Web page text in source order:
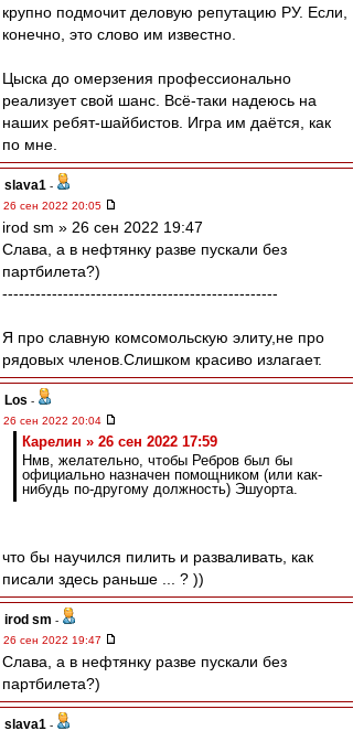
крупно подмочит деловую репутацию РУ. Если,
конечно, это слово им известно.
Цыска до омерзения профессионально
реализует свой шанс. Всё-таки надеюсь на
наших ребят-шайбистов. Игра им даётся, как
по мне.
slava1 -
26 сен 2022 20:05
irod sm » 26 сен 2022 19:47
Слава, а в нефтянку разве пускали без
партбилета?)
--------------------------------------------------
Я про славную комсомольскую элиту,не про
рядовых членов.Слишком красиво излагает.
Los -
26 сен 2022 20:04
Карелин » 26 сен 2022 17:59
Нмв, желательно, чтобы Ребров был бы
официально назначен помощником (или как-
нибудь по-другому должность) Эшуорта.
что бы научился пилить и разваливать, как
писали здесь раньше ... ? ))
irod sm -
26 сен 2022 19:47
Слава, а в нефтянку разве пускали без
партбилета?)
slava1 -